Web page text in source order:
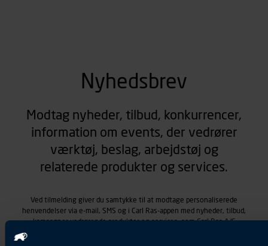
Nyhedsbrev
Modtag nyheder, tilbud, konkurrencer,
information om events, der vedrører
værktøj, beslag, arbejdstøj og
relaterede produkter og services.
Ved tilmelding giver du samtykke til at modtage personaliserede
henvendelser via e-mail, SMS og i Carl Ras-appen med nyheder, tilbud,
kampagner vedrørende produkter og services, som Carl Ras A/S